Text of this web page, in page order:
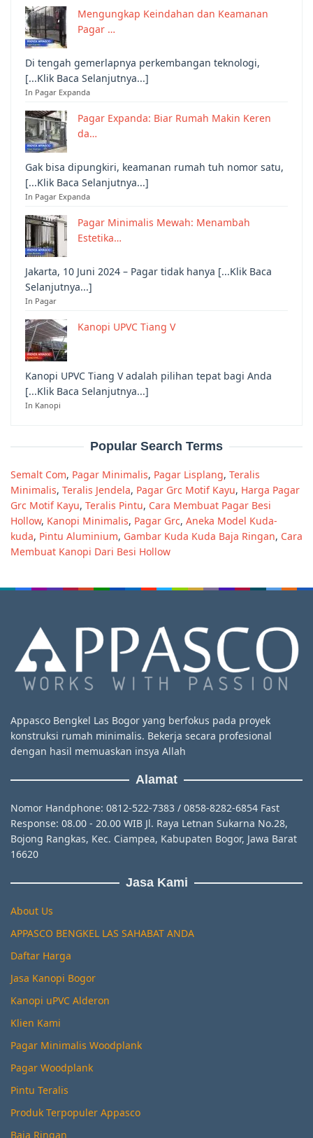
Mengungkap Keindahan dan Keamanan
Pagar …
Di tengah gemerlapnya perkembangan teknologi,
[...Klik Baca Selanjutnya...]
In Pagar Expanda
Pagar Expanda: Biar Rumah Makin Keren
da…
Gak bisa dipungkiri, keamanan rumah tuh nomor satu,
[...Klik Baca Selanjutnya...]
In Pagar Expanda
Pagar Minimalis Mewah: Menambah
Estetika…
Jakarta, 10 Juni 2024 – Pagar tidak hanya [...Klik Baca
Selanjutnya...]
In Pagar
Kanopi UPVC Tiang V
Kanopi UPVC Tiang V adalah pilihan tepat bagi Anda
[...Klik Baca Selanjutnya...]
In Kanopi
Popular Search Terms
Semalt Com, Pagar Minimalis, Pagar Lisplang, Teralis
Minimalis, Teralis Jendela, Pagar Grc Motif Kayu, Harga Pagar
Grc Motif Kayu, Teralis Pintu, Cara Membuat Pagar Besi
Hollow, Kanopi Minimalis, Pagar Grc, Aneka Model Kuda-
kuda, Pintu Aluminium, Gambar Kuda Kuda Baja Ringan, Cara
Membuat Kanopi Dari Besi Hollow
Appasco Bengkel Las Bogor yang berfokus pada proyek
konstruksi rumah minimalis. Bekerja secara profesional
dengan hasil memuaskan insya Allah
Alamat
Nomor Handphone: 0812-522-7383 / 0858-8282-6854 Fast
Response: 08.00 - 20.00 WIB Jl. Raya Letnan Sukarna No.28,
Bojong Rangkas, Kec. Ciampea, Kabupaten Bogor, Jawa Barat
16620
Jasa Kami
About Us
APPASCO BENGKEL LAS SAHABAT ANDA
Daftar Harga
Jasa Kanopi Bogor
Kanopi uPVC Alderon
Klien Kami
Pagar Minimalis Woodplank
Pagar Woodplank
Pintu Teralis
Produk Terpopuler Appasco
Baja Ringan